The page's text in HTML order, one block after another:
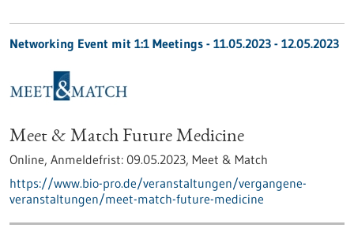
Networking Event mit 1:1 Meetings - 11.05.2023 - 12.05.2023
Meet & Match Future Medicine
Online, Anmeldefrist: 09.05.2023, Meet & Match
https://www.bio-pro.de/veranstaltungen/vergangene-
veranstaltungen/meet-match-future-medicine